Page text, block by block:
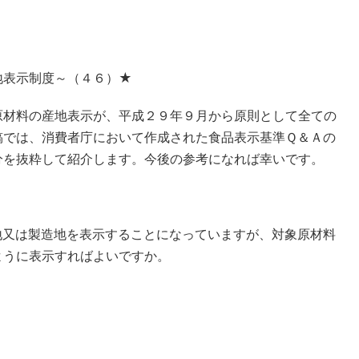
示制度～（４６）★
料の産地表示が、平成２９年９月から原則として全ての
は、消費者庁において作成された食品表示基準Ｑ＆Ａの
抜粋して紹介します。今後の参考になれば幸いです。
は製造地を表示することになっていますが、対象原材料
に表示すればよいですか。